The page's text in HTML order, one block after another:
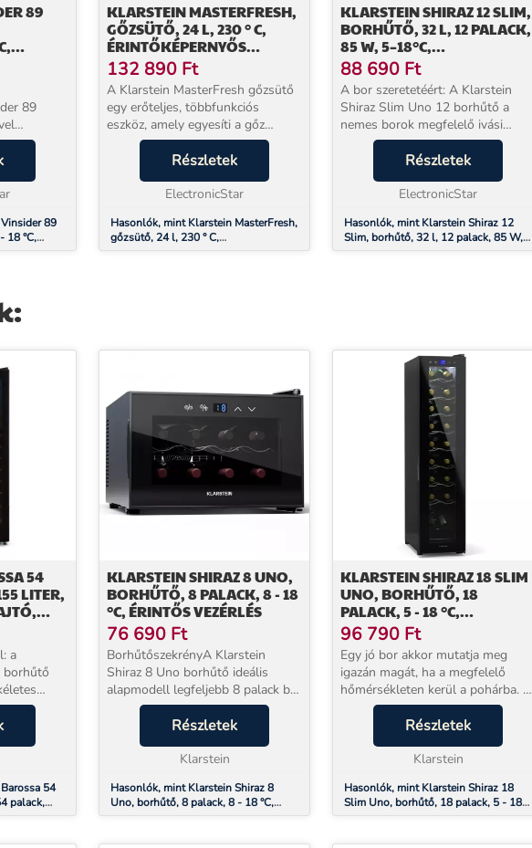
89
89
a
és
89
18 °C,
fa
KLARSTEIN MASTERFRESH,
GŐZSÜTŐ, 24 L, 230 ° C,
ÉRINTŐKÉPERNYŐS
VEZÉRLŐPANEL, FEKETE
132 890 Ft
A Klarstein MasterFresh gőzsütő
egy erőteljes, többfunkciós
eszköz, amely egyesíti a gőz
főzését, sütését, grillezést és
szárítást egy multifunkciós
készülékben. Az UltraSteam
technológiának köszönhet...
Részletek
ElectronicStar
Hasonlók, mint Klarstein MasterFresh,
gőzsütő, 24 l, 230 ° C,
érintőképernyős vezérlőpanel, fekete
KLARSTEIN SHIRAZ 12 SLIM,
BORHŰTŐ, 32 L, 12 PALACK,
85 W, 5–18°C,
ÉRINTŐKÉPERNYŐS
KEZELŐPANEL
88 690 Ft
A bor szeretetéért: A Klarstein
Shiraz Slim Uno 12 borhűtő a
nemes borok megfelelő ivási
hőmérsékleten történő
biztosításával biztosítja a legjobb
borélvezetet. Ugyanakkor kitűnik
kompakt kialakításáv...
Részletek
ElectronicStar
Hasonlók, mint Klarstein Shiraz 12
Slim, borhűtő, 32 l, 12 palack, 85 W,
5–18°C, érintőképernyős kezelőpanel
54
LITER,
LED
a
borhűtő
vörös és
...
54
palack,
LED
KLARSTEIN SHIRAZ 8 UNO,
BORHŰTŐ, 8 PALACK, 8 - 18
°C, ÉRINTŐS VEZÉRLÉS
76 690 Ft
BorhűtőszekrényA Klarstein
Shiraz 8 Uno borhűtő ideális
alapmodell legfeljebb 8 palack bor
tárolására. Hűvös fekete színben
elegánsan illeszkedik a lakótérbe,
lábai pontosan állíthatóak. A 8 és
Részletek
Klarstein
Hasonlók, mint Klarstein Shiraz 8
Uno, borhűtő, 8 palack, 8 - 18 °C,
érintős vezérlés
KLARSTEIN SHIRAZ 18 SLIM
UNO, BORHŰTŐ, 18
PALACK, 5 - 18 °C,
ÉRINTÉSVEZÉRLÉS
96 790 Ft
Egy jó bor akkor mutatja meg
igazán magát, ha a megfelelő
hőmérsékleten kerül a pohárba. A
Klarstein Shiraz 18 Slim Uno
borhűtő pontosan ezt garantálja:
18 palack befogadóképességével
és 50 literes ha...
Részletek
Klarstein
Hasonlók, mint Klarstein Shiraz 18
Slim Uno, borhűtő, 18 palack, 5 - 18
°C, érintésvezérlés